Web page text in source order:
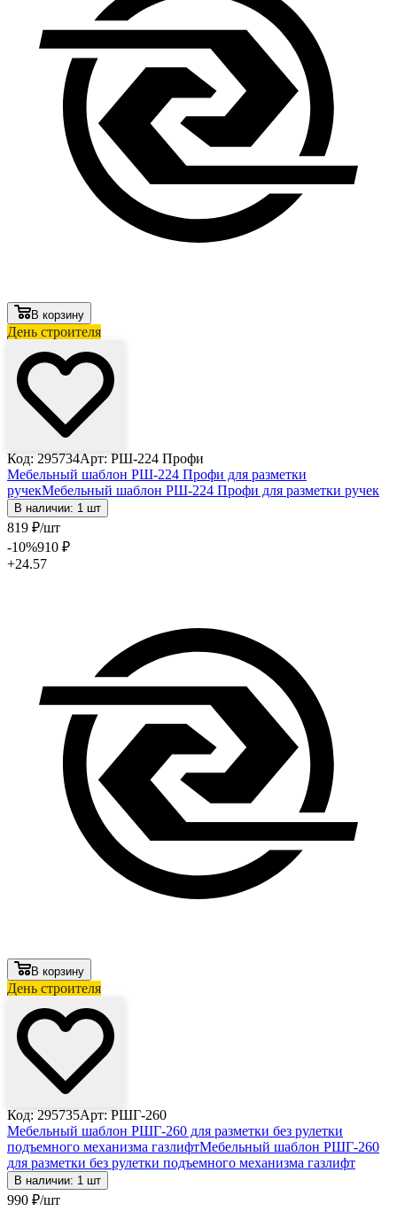
В корзину
День строителя
Код: 295734Арт: РШ-224 Профи
Мебельный шаблон РШ-224 Профи для разметки
ручекМебельный шаблон РШ-224 Профи для разметки ручек
В наличии: 1 шт
819 ₽/шт
-10%910 ₽
+24.57
В корзину
День строителя
Код: 295735Арт: РШГ-260
Мебельный шаблон РШГ-260 для разметки без рулетки
подъемного механизма газлифтМебельный шаблон РШГ-260
для разметки без рулетки подъемного механизма газлифт
В наличии: 1 шт
990 ₽/шт